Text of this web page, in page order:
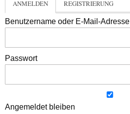
ANMELDEN REGISTRIERUNG
Benutzername oder E-Mail-Adresse
Passwort
Angemeldet bleiben